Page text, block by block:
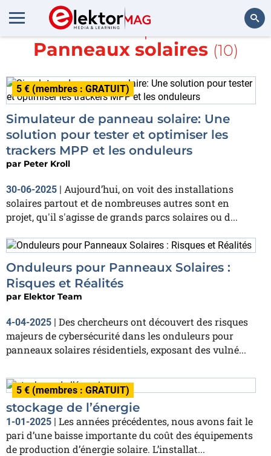
Rechercher
En savoir plus sur
Panneaux solaires (10)
5 € (membres : GRATUIT)
Simulateur de panneau solaire: Une
solution pour tester et optimiser les
trackers MPP et les onduleurs
par Peter Kroll
30-06-2025 | Aujourd’hui, on voit des installations
solaires partout et de nombreuses autres sont en
projet, qu'il s'agisse de grands parcs solaires ou d...
Onduleurs pour Panneaux Solaires :
Risques et Réalités
par Elektor Team
4-04-2025 | Des chercheurs ont découvert des risques
majeurs de cybersécurité dans les onduleurs pour
panneaux solaires résidentiels, exposant des vulné...
5 € (membres : GRATUIT)
stockage de l’énergie
1-01-2025 | Les années précédentes, nous avons fait le
pari d’une baisse importante du coût des équipements
de production d’énergie solaire. L’installat...